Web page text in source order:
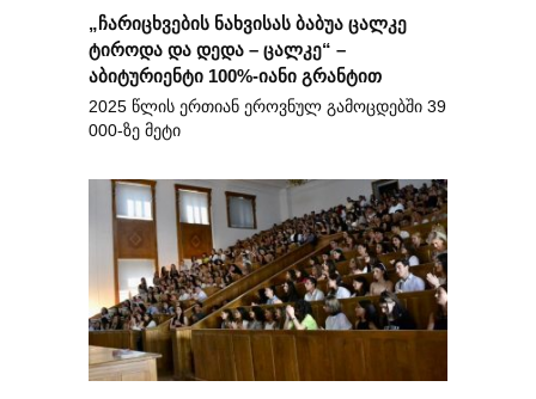
„ჩარიცხვების ნახვისას ბაბუა ცალკე
ტიროდა და დედა – ცალკე“ –
აბიტურიენტი 100%-იანი გრანტით
2025 წლის ერთიან ეროვნულ გამოცდებში 39
000-ზე მეტი